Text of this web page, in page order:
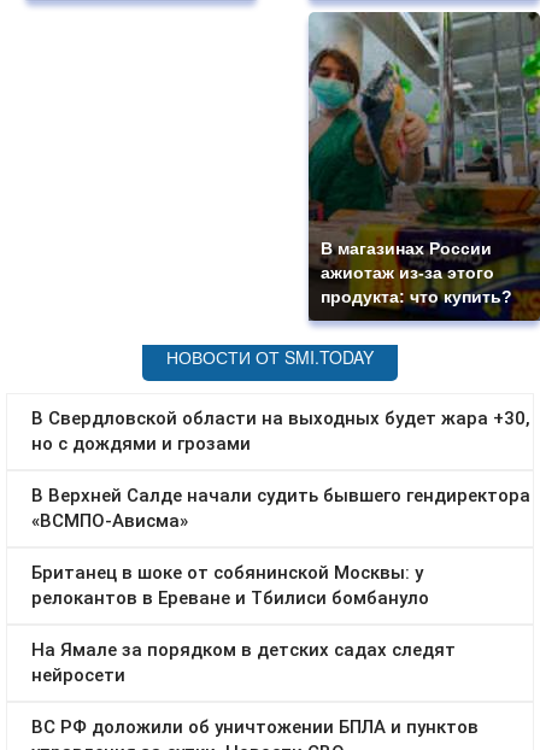
В магазинах России
ажиотаж из-за этого
продукта: что купить?